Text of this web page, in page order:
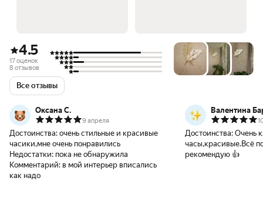
4.5
17 оценок
8 отзывов
Все отзывы
Оксана С.
9 апреля
Достоинства: очень стильные и красивые
часики,мне очень понравились
Недостатки: пока не обнаружила
Комментарий: в мой интерьер вписались
как надо
Валентина
Достоинства: Очень
часы,красивые.Всё
рекомендую 👍